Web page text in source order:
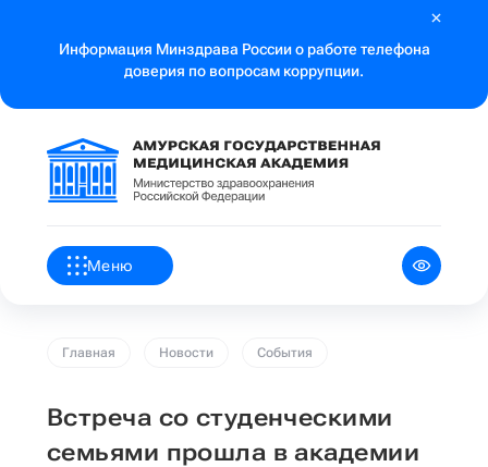
Информация Минздрава России о работе телефона
доверия по вопросам коррупции.
Меню
Главная Новости События
Встреча со студенческими
семьями прошла в академии